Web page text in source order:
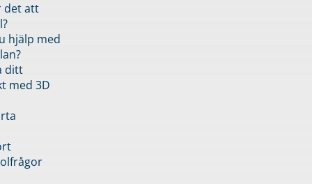
det att
hjälp med
ditt
med 3D